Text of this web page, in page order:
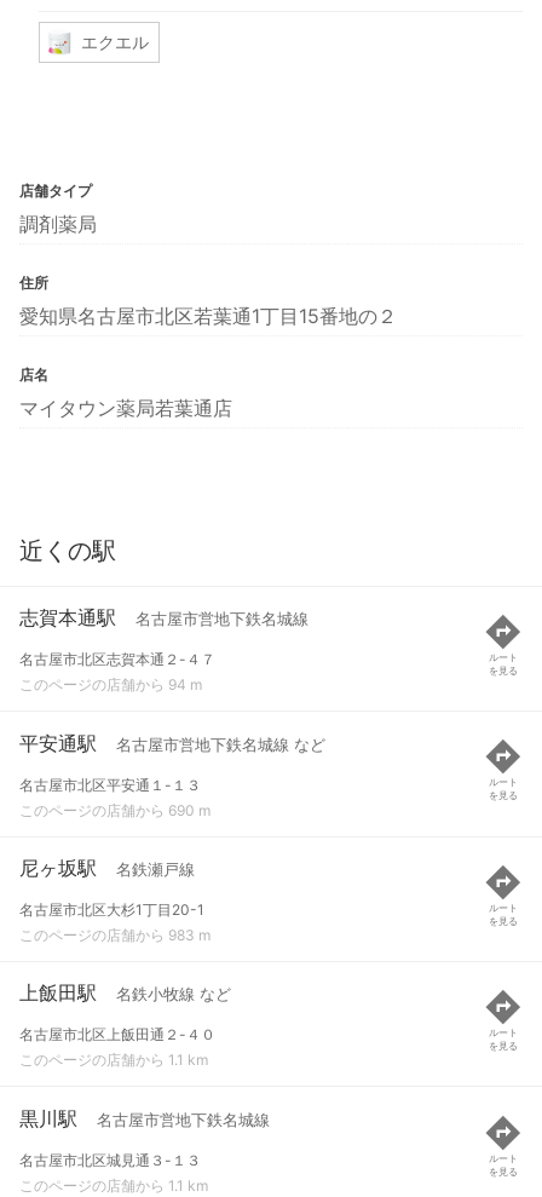
エクエル
店舗タイプ
調剤薬局
住所
愛知県名古屋市北区若葉通1丁目15番地の２
店名
マイタウン薬局若葉通店
近くの駅
志賀本通駅 名古屋市営地下鉄名城線
名古屋市北区志賀本通２-４７
このページの店舗から 94 m
ルート
を見る
平安通駅 名古屋市営地下鉄名城線 など
名古屋市北区平安通１-１３
このページの店舗から 690 m
ルート
を見る
尼ヶ坂駅 名鉄瀬戸線
名古屋市北区大杉1丁目20-1
このページの店舗から 983 m
ルート
を見る
上飯田駅 名鉄小牧線 など
名古屋市北区上飯田通２-４０
このページの店舗から 1.1 km
ルート
を見る
黒川駅 名古屋市営地下鉄名城線
名古屋市北区城見通３-１３
このページの店舗から 1.1 km
ルート
を見る